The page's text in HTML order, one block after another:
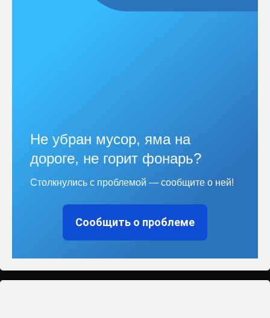
Не убран мусор, яма на
дороге, не горит фонарь?
Столкнулись с проблемой — сообщите о ней!
Сообщить о проблеме